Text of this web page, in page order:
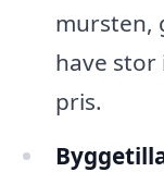
mursten,
have stor
pris.